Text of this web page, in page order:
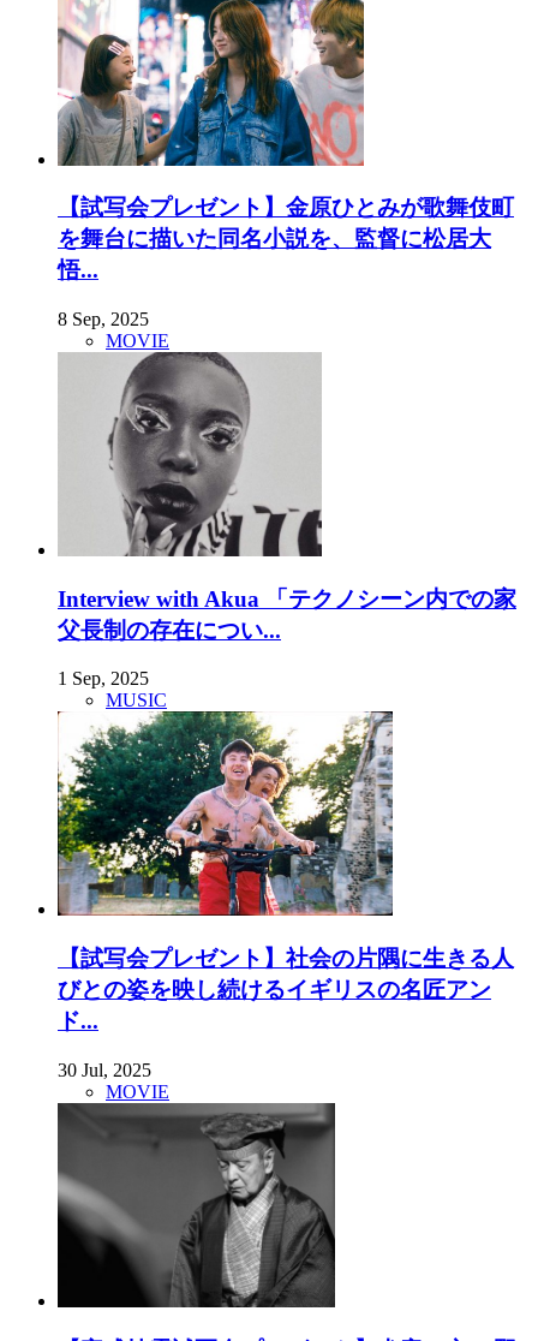
【試写会プレゼント】金原ひとみが歌舞伎町
を舞台に描いた同名小説を、監督に松居大
悟...
8 Sep, 2025
MOVIE
Interview with Akua 「テクノシーン内での家
父長制の存在につい...
1 Sep, 2025
MUSIC
【試写会プレゼント】社会の片隅に生きる人
びとの姿を映し続けるイギリスの名匠アン
ド...
30 Jul, 2025
MOVIE